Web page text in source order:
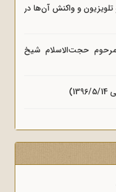
تلویزیون و واکنش آن‌ها در
مرحوم حجت‌الاسلام شیخ